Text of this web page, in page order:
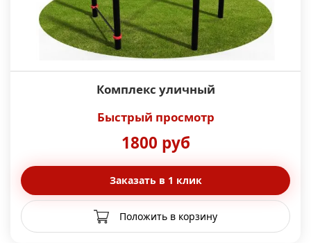
Комплекс уличный
Быстрый просмотр
1800 руб
Заказать в 1 клик
Положить в корзину